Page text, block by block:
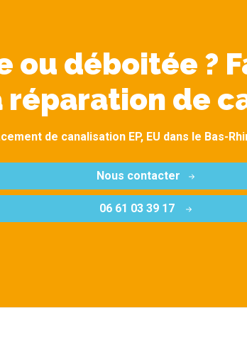
ou déboitée ?
de
de canalisation EP, EU dans le Bas-
Nous contacter
06 61 03 39 17